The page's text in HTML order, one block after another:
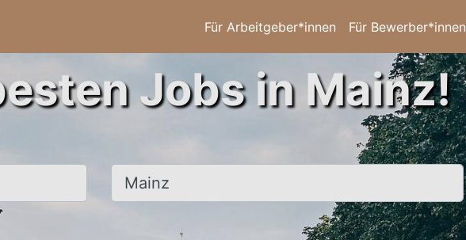
Für Arbeitgeber*innen Für Bewerber*innen
Jobs in Mainz!
Ort, Stadt